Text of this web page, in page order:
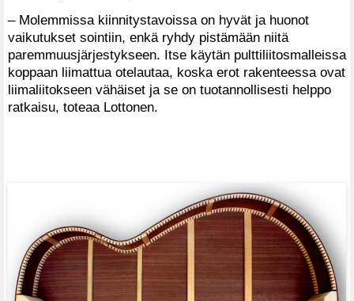
– Molemmissa kiinnitystavoissa on hyvät ja huonot
vaikutukset sointiin, enkä ryhdy pistämään niitä
paremmuusjärjestykseen. Itse käytän pulttiliitosmalleissa
koppaan liimattua otelautaa, koska erot rakenteessa ovat
liimaliitokseen vähäiset ja se on tuotannollisesti helppo
ratkaisu, toteaa Lottonen.